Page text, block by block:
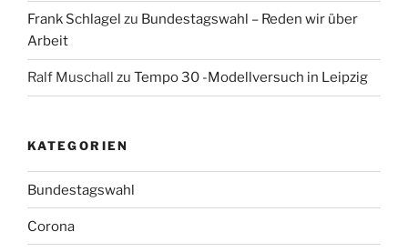
Frank Schlagel zu Bundestagswahl – Reden wir über
Arbeit
Ralf Muschall zu Tempo 30 -Modellversuch in Leipzig
KATEGORIEN
Bundestagswahl
Corona